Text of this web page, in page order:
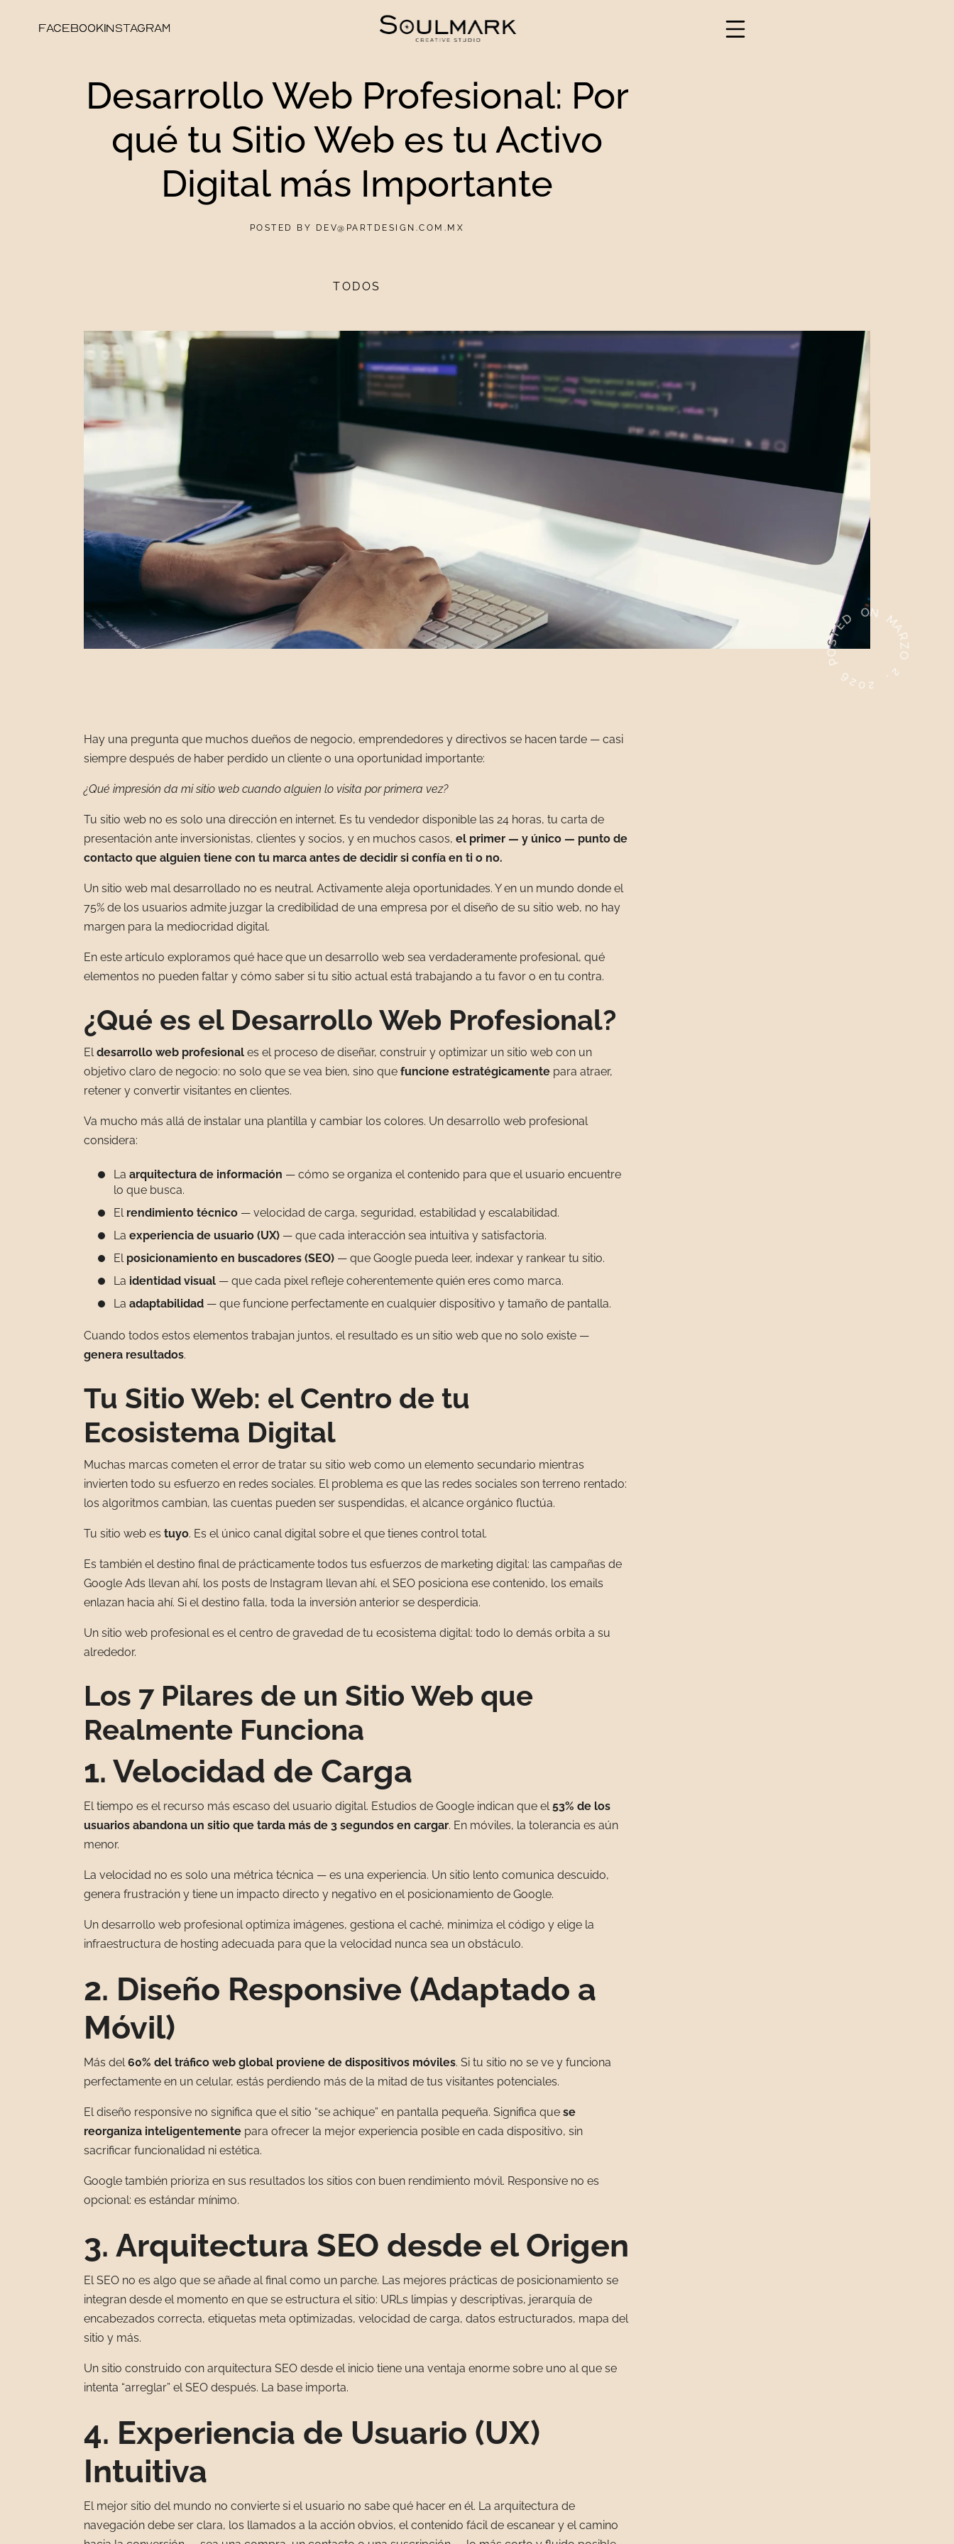
FACEBOOKINSTAGRAM
FACEBOOKINSTAGRAM
Desarrollo Web Profesional: Por
qué tu Sitio Web es tu Activo
Digital más Importante
POSTED BY DEV@PARTDESIGN.COM.MX
TODOS
P
O
S TED
O
N
M
A
R
Z
2
,
2
0
2
6
Hay una pregunta que muchos dueños de negocio, emprendedores y directivos se hacen tarde — casi
siempre después de haber perdido un cliente o una oportunidad importante:
¿Qué impresión da mi sitio web cuando alguien lo visita por primera vez?
Tu sitio web no es solo una dirección en internet. Es tu vendedor disponible las 24 horas, tu carta de
presentación ante inversionistas, clientes y socios, y en muchos casos, el primer — y único — punto de
contacto que alguien tiene con tu marca antes de decidir si confía en ti o no.
Un sitio web mal desarrollado no es neutral. Activamente aleja oportunidades. Y en un mundo donde el
75% de los usuarios admite juzgar la credibilidad de una empresa por el diseño de su sitio web, no hay
margen para la mediocridad digital.
En este artículo exploramos qué hace que un desarrollo web sea verdaderamente profesional, qué
elementos no pueden faltar y cómo saber si tu sitio actual está trabajando a tu favor o en tu contra.
¿Qué es el Desarrollo Web Profesional?
Eldesarrollo web profesional es el proceso de diseñar, construir y optimizar un sitio web con un
objetivo claro de negocio: no solo que se vea bien, sino que funcione estratégicamente para atraer,
retener y convertir visitantes en clientes.
Va mucho más allá de instalar una plantilla y cambiar los colores. Un desarrollo web profesional
considera:
La arquitectura de información — cómo se organiza el contenido para que el usuario encuentre
lo que busca.
El rendimiento técnico — velocidad de carga, seguridad, estabilidad y escalabilidad.
La experiencia de usuario (UX) — que cada interacción sea intuitiva y satisfactoria.
El posicionamiento en buscadores (SEO) — que Google pueda leer, indexar y rankear tu sitio.
La identidad visual — que cada pixel refleje coherentemente quién eres como marca.
La adaptabilidad — que funcione perfectamente en cualquier dispositivo y tamaño de pantalla.
Cuando todos estos elementos trabajan juntos, el resultado es un sitio web que no solo existe —
genera resultados.
Tu Sitio Web: el Centro de tu
Ecosistema Digital
Muchas marcas cometen el error de tratar su sitio web como un elemento secundario mientras
invierten todo su esfuerzo en redes sociales. El problema es que las redes sociales son terreno rentado:
los algoritmos cambian, las cuentas pueden ser suspendidas, el alcance orgánico fluctúa.
Tu sitio web es tuyo. Es el único canal digital sobre el que tienes control total.
Es también el destino final de prácticamente todos tus esfuerzos de marketing digital: las campañas de
Google Ads llevan ahí, los posts de Instagram llevan ahí, el SEO posiciona ese contenido, los emails
enlazan hacia ahí. Si el destino falla, toda la inversión anterior se desperdicia.
Un sitio web profesional es el centro de gravedad de tu ecosistema digital: todo lo demás orbita a su
alrededor.
Los 7 Pilares de un Sitio Web que
Realmente Funciona
1. Velocidad de Carga
El tiempo es el recurso más escaso del usuario digital. Estudios de Google indican que el53% de los
usuarios abandona un sitio que tarda más de 3 segundos en cargar. En móviles, la tolerancia es aún
menor.
La velocidad no es solo una métrica técnica — es una experiencia. Un sitio lento comunica descuido,
genera frustración y tiene un impacto directo y negativo en el posicionamiento de Google.
Un desarrollo web profesional optimiza imágenes, gestiona el caché, minimiza el código y elige la
infraestructura de hosting adecuada para que la velocidad nunca sea un obstáculo.
2. Diseño Responsive (Adaptado a
Móvil)
Más del60% del tráfico web global proviene de dispositivos móviles. Si tu sitio no se ve y funciona
perfectamente en un celular, estás perdiendo más de la mitad de tus visitantes potenciales.
El diseño responsive no significa que el sitio “se achique” en pantalla pequeña. Significa que se
reorganiza inteligentemente para ofrecer la mejor experiencia posible en cada dispositivo, sin
sacrificar funcionalidad ni estética.
Google también prioriza en sus resultados los sitios con buen rendimiento móvil. Responsive no es
opcional: es estándar mínimo.
3. Arquitectura SEO desde el Origen
El SEO no es algo que se añade al final como un parche. Las mejores prácticas de posicionamiento se
integran desde el momento en que se estructura el sitio: URLs limpias y descriptivas, jerarquía de
encabezados correcta, etiquetas meta optimizadas, velocidad de carga, datos estructurados, mapa del
sitio y más.
Un sitio construido con arquitectura SEO desde el inicio tiene una ventaja enorme sobre uno al que se
intenta “arreglar” el SEO después. La base importa.
4. Experiencia de Usuario (UX)
Intuitiva
El mejor sitio del mundo no convierte si el usuario no sabe qué hacer en él. La arquitectura de
navegación debe ser clara, los llamados a la acción obvios, el contenido fácil de escanear y el camino